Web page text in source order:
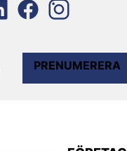
PRENUMERERA